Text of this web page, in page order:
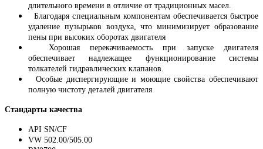
длительного времени в отличие от традиционных масел.
Благодаря специальным компонентам обеспечивается быстрое
удаление пузырьков воздуха, что минимизирует образование
пены при высоких оборотах двигателя
Хорошая перекачиваемость при запуске двигателя
обеспечивает надлежащее функционирование системы
толкателей гидравлических клапанов.
Особые диспергирующие и моющие свойства обеспечивают
полную чистоту деталей двигателя
Стандарты качества
API SN/CF
VW 502.00/505.00